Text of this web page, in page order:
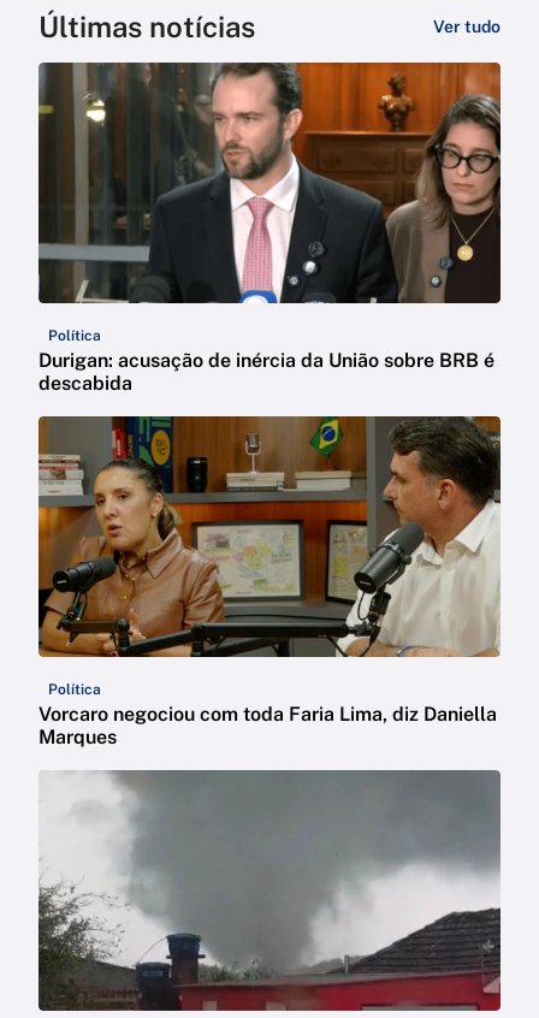
Últimas notícias Ver tudo
Política
Durigan: acusação de inércia da União sobre BRB é
descabida
Política
Vorcaro negociou com toda Faria Lima, diz Daniella
Marques